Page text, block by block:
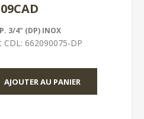
3/4" (DP) INOX
CDL: 662090075-DP